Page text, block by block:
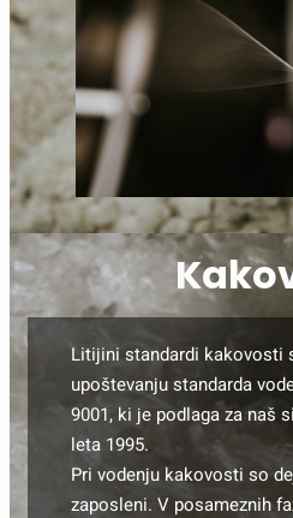
Litijini standardi kakovosti
upoštevanju standarda
9001, ki je podlaga za naš
leta 1995.
Pri vodenju kakovosti so
zaposleni. V posameznih